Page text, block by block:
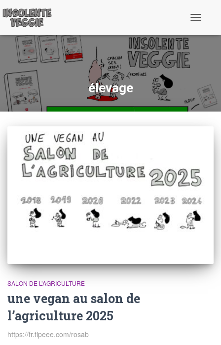
élevage
SALON DE L’AGRICULTURE
une vegan au salon de
l’agriculture 2025
https://fr.tipeee.com/rosab